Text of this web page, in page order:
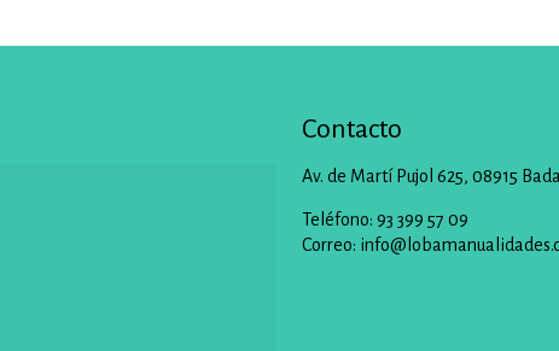
Contacto
Av. de Martí Pujol 625, 08915
Teléfono: 93 399 57 09
Correo: